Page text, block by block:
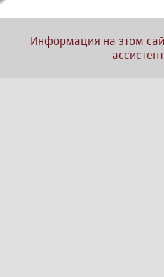
Информация на этом